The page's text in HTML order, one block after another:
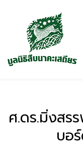
ศ.ดร.มิ่งสร
บอ